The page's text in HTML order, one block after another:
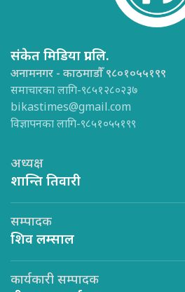
संकेत मिडिया प्रा.लि.
अनामनगर - काठमाडौँ ९८०१०५५१९९
समाचारका लागि-९८५१२८०२३७
bikastimes@gmail.com
विज्ञापनका लागि-९८५१०५५१९९
अध्यक्ष
शान्ति तिवारी
सम्पादक
शिव लम्साल
कार्यकारी सम्पादक